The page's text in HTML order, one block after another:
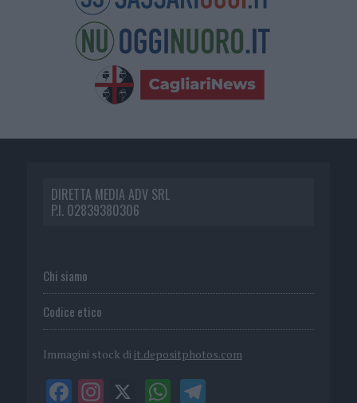
DIRETTA MEDIA ADV SRL
P.I. 02839380306
Chi siamo
Codice etico
Immagini stock di it.depositphotos.com